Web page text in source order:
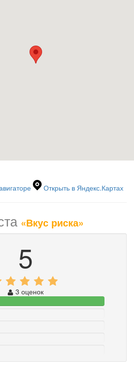
Открыть в Яндекс.Картах
«Вкус риска»
5
3 оценок